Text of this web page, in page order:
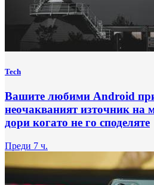
Tech
Вашите любими Android
неочакваният източник на
дори когато не го споделяте
Преди 7 ч.